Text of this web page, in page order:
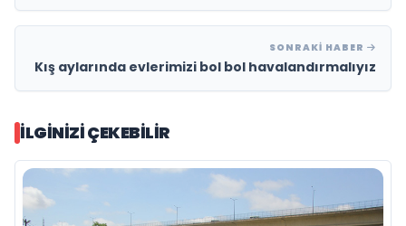
SONRAKI HABER
Kış aylarında evlerimizi bol bol havalandırmalıyız
İLGINIZI ÇEKEBILIR